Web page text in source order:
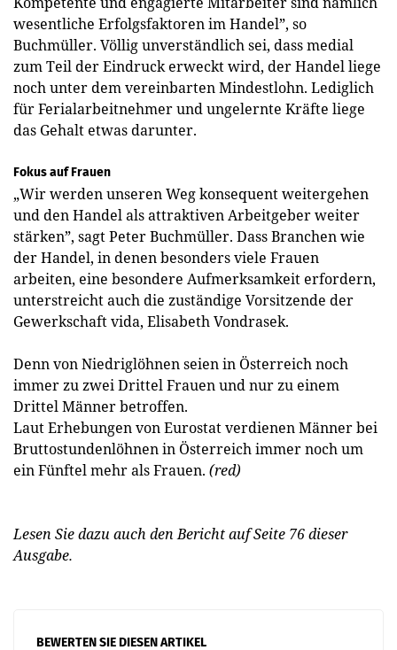
wesentliche Erfolgsfaktoren im Handel”, so
Buchmüller. Völlig unverständlich sei, dass medial
zum Teil der Eindruck erweckt wird, der Handel liege
noch unter dem vereinbarten Mindestlohn. ­Lediglich
für Ferialarbeitnehmer und ungelernte Kräfte liege
das Gehalt etwas darunter.
Fokus auf Frauen
„Wir werden unseren Weg konsequent weitergehen
und den Handel als attraktiven Arbeitgeber weiter
stärken”, sagt ­Peter Buchmüller. Dass Branchen wie
der Handel, in denen besonders viele Frauen
arbeiten, eine besondere Aufmerksamkeit erfordern,
unterstreicht auch die zuständige Vorsitzende der
Gewerkschaft vida, Elisabeth ­Vondrasek.
Denn von Niedriglöhnen seien in Österreich noch
immer zu zwei Drittel Frauen und nur zu einem
Drittel Männer betroffen.
Laut Erhebungen von Euro­stat verdienen Männer bei
Bruttostundenlöhnen in Österreich immer noch um
ein Fünftel mehr als Frauen. (red)
Lesen Sie dazu auch den Bericht auf Seite 76 dieser
Ausgabe.
BEWERTEN SIE DIESEN ARTIKEL